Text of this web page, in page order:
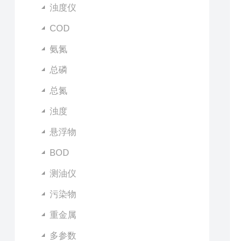
浊度仪
COD
氨氮
总磷
总氮
浊度
悬浮物
BOD
测油仪
污染物
重金属
多参数